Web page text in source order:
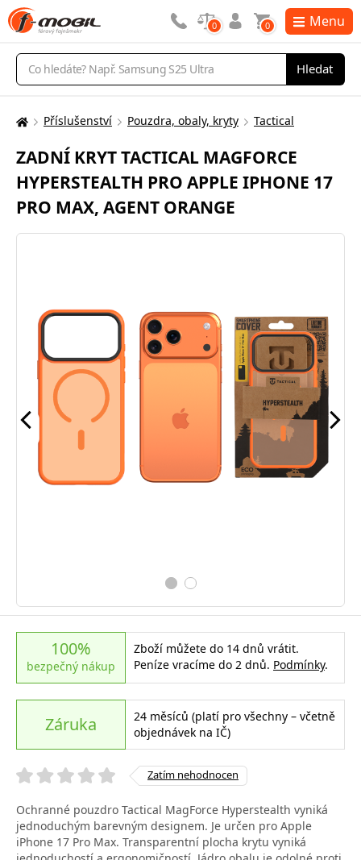
Vyhledávání
Hledat
0 0 Menu
Zde
nacházíte:
Příslušenství Pouzdra, obaly, kryty Tactical
ZADNÍ KRYT TACTICAL MAGFORCE
HYPERSTEALTH PRO APPLE IPHONE 17
PRO MAX, AGENT ORANGE
100%
bezpečný nákup
Zboží můžete do 14 dnů vrátit.
Peníze vracíme do 2 dnů. Podmínky.
Záruka
24 měsíců (platí pro všechny – včetně
objednávek na IČ)
Zatím nehodnocen
Ochranné pouzdro Tactical MagForce Hyperstealth vyniká
jednoduchým barevným designem. Je určen pro Apple
iPhone 17 Pro Max. Transparentní plocha krytu vyniká